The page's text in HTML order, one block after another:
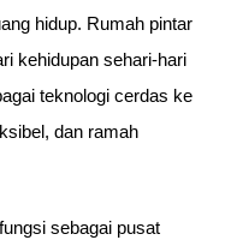
hidup. Rumah pintar
kehidupan sehari-hari
teknologi cerdas ke
dan ramah
sebagai pusat